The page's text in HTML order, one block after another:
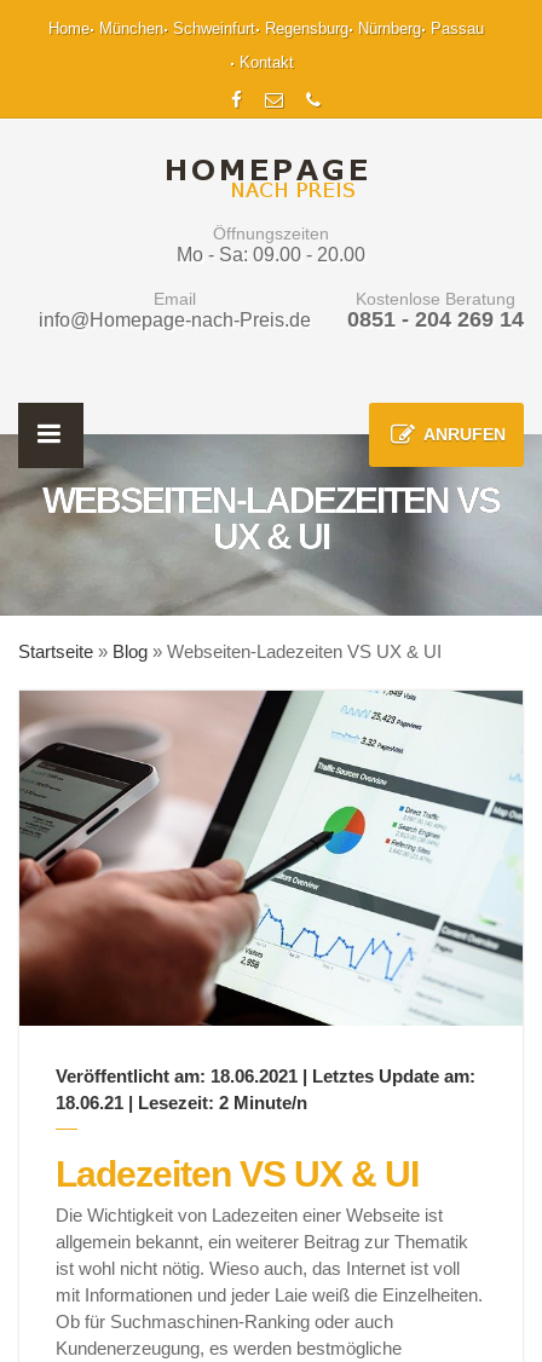
Home München Schweinfurt Regensburg Nürnberg
Passau
Kontakt
Öffnungszeiten
Mo - Sa: 09.00 - 20.00
Email
info@Homepage-nach-Preis.de
Kostenlose Beratung
0851 - 204 269 14
ANRUFEN
WEBSEITEN-LADEZEITEN VS
UX & UI
Startseite » Blog » Webseiten-Ladezeiten VS UX & UI
Veröffentlicht am: 18.06.2021 | Letztes Update am:
18.06.21 | Lesezeit: 2 Minute/n
Ladezeiten VS UX & UI
Die Wichtigkeit von Ladezeiten einer Webseite ist
allgemein bekannt, ein weiterer Beitrag zur Thematik
ist wohl nicht nötig. Wieso auch, das Internet ist voll
mit Informationen und jeder Laie weiß die Einzelheiten.
Ob für Suchmaschinen-Ranking oder auch
Kundenerzeugung, es werden bestmögliche